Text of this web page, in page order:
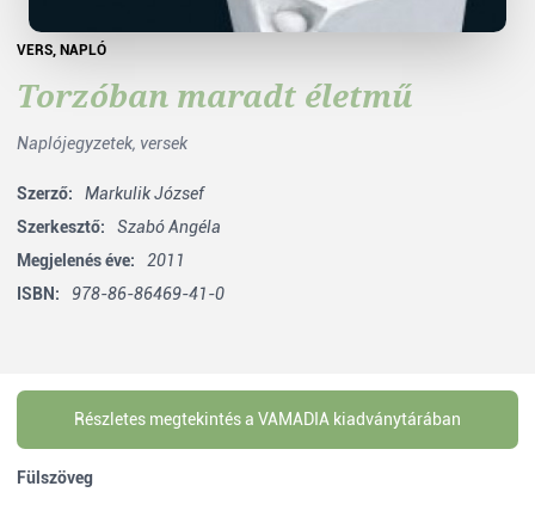
VERS, NAPLÓ
Torzóban maradt életmű
Naplójegyzetek, versek
Szerző:
Markulik József
Szerkesztő:
Szabó Angéla
Megjelenés éve:
2011
ISBN:
978-86-86469-41-0
Részletes megtekintés a VAMADIA kiadványtárában
Fülszöveg